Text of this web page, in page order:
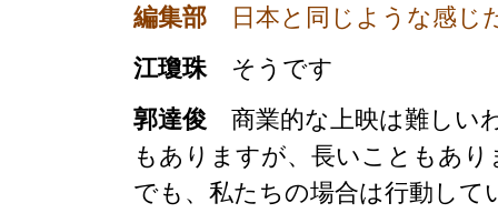
編集部 日本と同じような感じ
江瓊珠そうです
郭達俊 商業的な上映は難しい
もありますが、長いこともあ
でも、私たちの場合は行動し